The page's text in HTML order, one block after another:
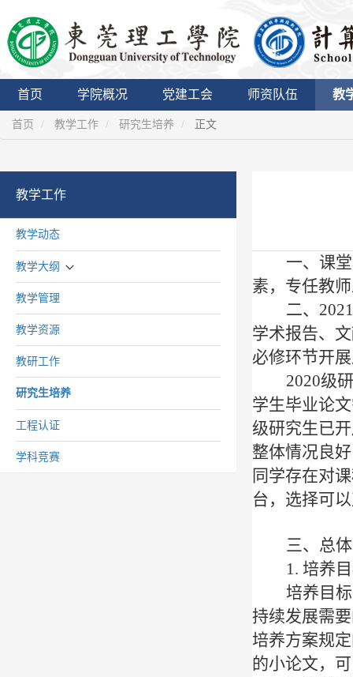
首页 学院概况 党建工会 师资队伍 教
首页 教学工作 研究生培养 正文
教学工作
教学动态
教学大纲
教学管理
教学资源
教研工作
研究生培养
工程认证
学科竞赛
一、课
素，专任教
二、 2021
学术报告、
必修环节开
2020级
学生毕业论
级研究生已
整体情况良
同学存在对
台，选择可
三、总
1. 培养
培养目
持续发展需
培养方案规
的小论文，